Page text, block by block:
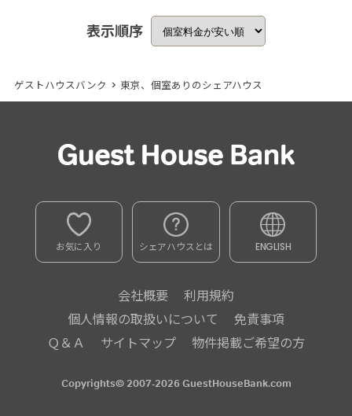
表示順序
ゲストハウスバンク > 東京、個室ありのシェアハウス
お気に入り シェアハウスとは ENGLISH
会社概要
利用規約
個人情報の取扱いについて
免責事項
Ｑ＆Ａ
サイトマップ 物件掲載ご希望の方
Copyrights© 2007-2026 GuestHouseBank.com